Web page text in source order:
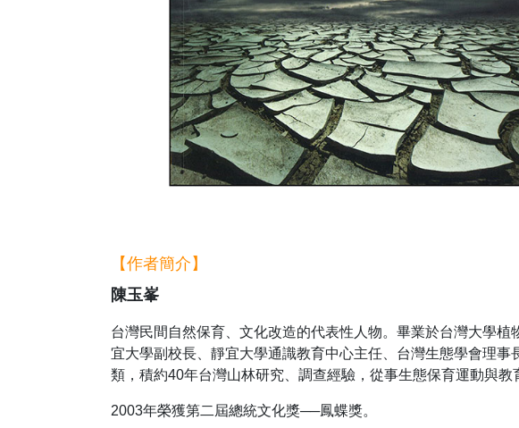
【作者簡介】
陳玉峯
台灣民間自然保育、文化改造的代表性人物。畢業於台灣大學
宜大學副校長、靜宜大學通識教育中心主任、台灣生態學會理
類，積約40年台灣山林研究、調查經驗，從事生態保育運動與
2003年榮獲第二屆總統文化獎──鳳蝶獎。